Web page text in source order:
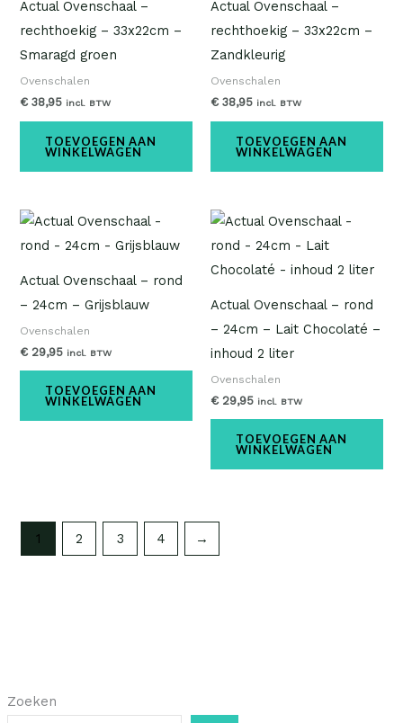
Zoeken
Actual Ovenschaal –
rechthoekig – 33x22cm –
Smaragd groen
Ovenschalen
€38,95 incl. BTW
TOEVOEGEN AAN
WINKELWAGEN
Actual Ovenschaal –
rechthoekig – 33x22cm –
Zandkleurig
Ovenschalen
€38,95 incl. BTW
TOEVOEGEN AAN
WINKELWAGEN
Actual Ovenschaal – rond
– 24cm – Grijsblauw
Ovenschalen
€29,95 incl. BTW
TOEVOEGEN AAN
WINKELWAGEN
Actual Ovenschaal – rond
– 24cm – Lait Chocolaté –
inhoud 2 liter
Ovenschalen
€29,95 incl. BTW
TOEVOEGEN AAN
WINKELWAGEN
1 2 3 4 →